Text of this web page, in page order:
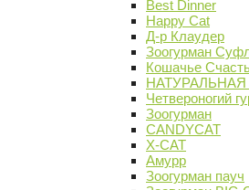
Best Dinner
Happy Cat
Д-р Клаудер
Зоогурман
Кошачье
Четвероногий
Зоогурман
CANDYCAT
X-CAT
Амурр
Зоогурман пауч